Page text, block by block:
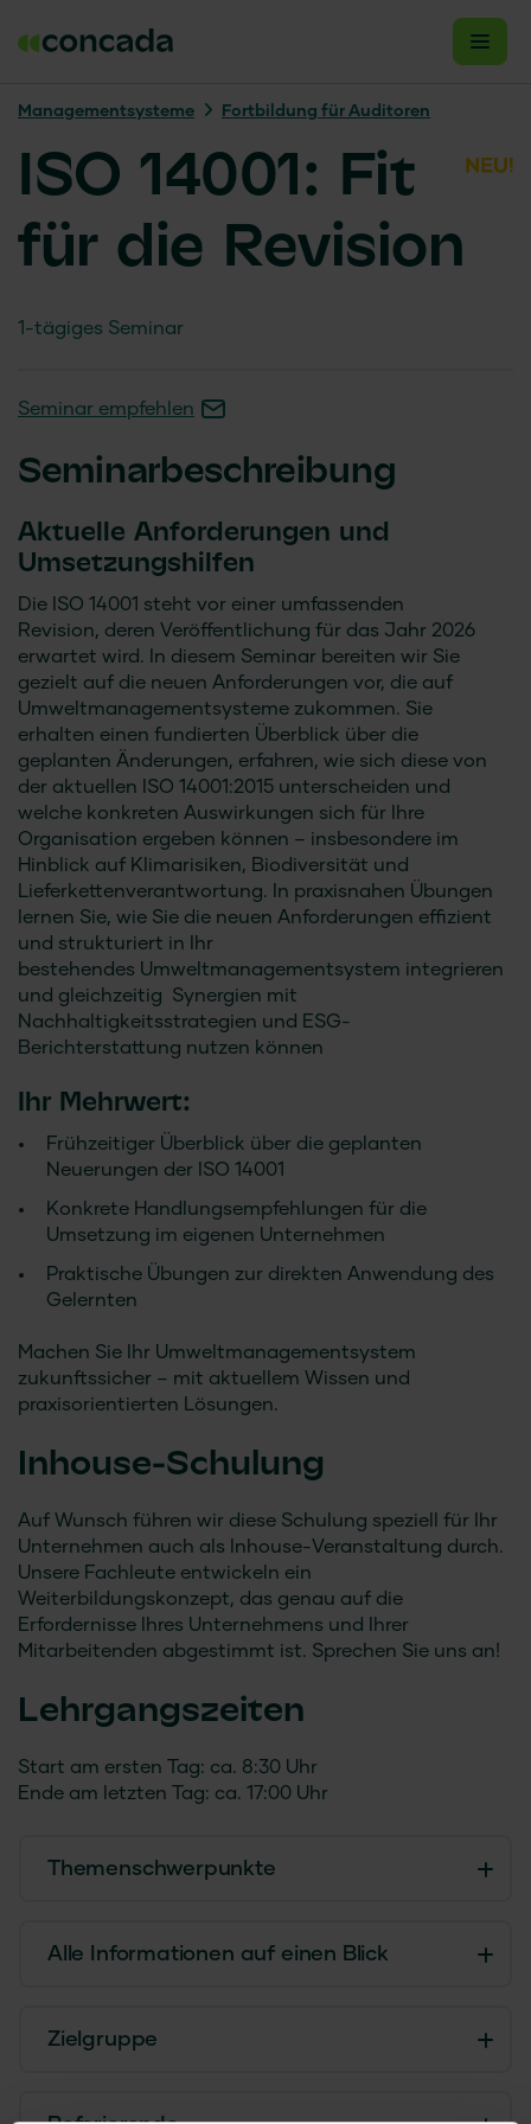
Managementsysteme Fortbildung für Auditoren
ISO 14001: Fit
für die Revision
1-tägiges Seminar
Seminar empfehlen
Seminarbeschreibung
Aktuelle Anforderungen und
Umsetzungshilfen
Die ISO 14001 steht vor einer umfassenden
Revision, deren Veröffentlichung für das Jahr 2026
erwartet wird. In diesem Seminar bereiten wir Sie
gezielt auf die neuen Anforderungen vor, die auf
Umweltmanagementsysteme zukommen. Sie
erhalten einen fundierten Überblick über die
geplanten Änderungen, erfahren, wie sich diese von
der aktuellen ISO 14001:2015 unterscheiden und
welche konkreten Auswirkungen sich für Ihre
Organisation ergeben können – insbesondere im
Hinblick auf Klimarisiken, Biodiversität und
Lieferkettenverantwortung. In praxisnahen Übungen
lernen Sie, wie Sie die neuen Anforderungen effizient
und strukturiert in Ihr
bestehendes Umweltmanagementsystem integrieren
und gleichzeitig Synergien mit
Nachhaltigkeitsstrategien und ESG-
Berichterstattung nutzen können
Ihr Mehrwert:
Frühzeitiger Überblick über die geplanten
Neuerungen der ISO 14001
Konkrete Handlungsempfehlungen für die
Umsetzung im eigenen Unternehmen
Praktische Übungen zur direkten Anwendung des
Gelernten
Machen Sie Ihr Umweltmanagementsystem
zukunftssicher – mit aktuellem Wissen und
praxisorientierten Lösungen.
Inhouse-Schulung
Auf Wunsch führen wir diese Schulung speziell für Ihr
Unternehmen auch als Inhouse-Veranstaltung durch.
Unsere Fachleute entwickeln ein
Weiterbildungskonzept, das genau auf die
Erfordernisse Ihres Unternehmens und Ihrer
Mitarbeitenden abgestimmt ist. Sprechen Sie uns an!
Lehrgangszeiten
Start am ersten Tag: ca. 8:30 Uhr
Ende am letzten Tag: ca. 17:00 Uhr
Themenschwerpunkte
Alle Informationen auf einen Blick
Zielgruppe